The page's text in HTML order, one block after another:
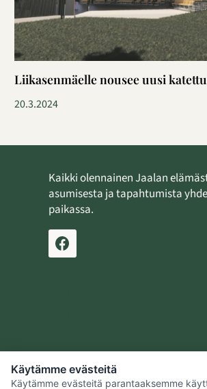
Liikasenmäelle nousee uusi
20.3.2024
Kaikki olennainen Jaalan
asumisesta ja tapahtumista
paikassa.
Jaalan kotiseutusäätiö
Käytämme evästeitä
Käytämme evästeitä parantaaksemme